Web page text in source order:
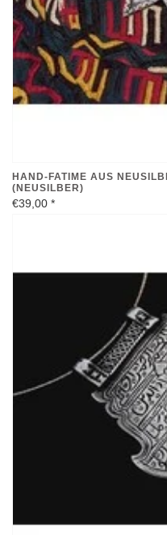
HAND-FATIME AUS
(NEUSILBER)
€39,00 *